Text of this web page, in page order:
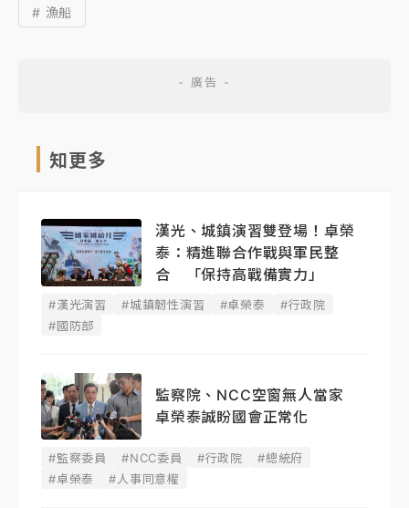
# 漁船
知更多
漢光、城鎮演習雙登場！卓榮
泰：精進聯合作戰與軍民整
合 「保持高戰備實力」
#漢光演習 #城鎮韌性演習 #卓榮泰
#行政院
#國防部
監察院、NCC空窗無人當家
卓榮泰誠盼國會正常化
#監察委員 #NCC委員 #行政院
#總統府
#卓榮泰
#人事同意權